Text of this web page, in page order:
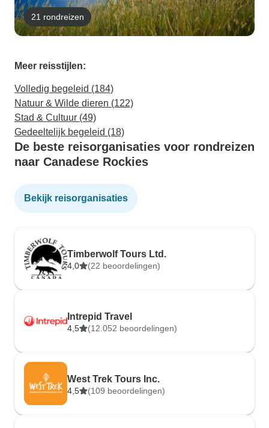
21 rondreizen
Meer reisstijlen:
Volledig begeleid (184)
Natuur & Wilde dieren (122)
Stad & Cultuur (49)
Gedeeltelijk begeleid (18)
De beste reisorganisaties voor rondreizen
naar Canadese Rockies
Bekijk reisorganisaties
Timberwolf Tours Ltd.
4,0 (22 beoordelingen)
Intrepid Travel
4,5 (12.052 beoordelingen)
West Trek Tours Inc.
4,5 (109 beoordelingen)